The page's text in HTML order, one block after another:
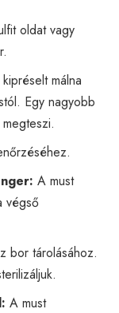
oldat vagy
málna
Egy nagyobb
A must
végső
bor tárolásához.
A must